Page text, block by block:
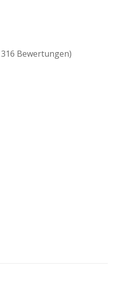
Bewertungen)